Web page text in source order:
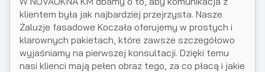
klientem była jak najbardziej przejrzysta. Nasze
Żaluzje fasadowe Koczała oferujemy w prostych i
klarownych pakietach, które zawsze szczegółowo
wyjaśniamy na pierwszej konsultacji. Dzięki temu
nasi klienci mają pełen obraz tego, za co płacą i jakie